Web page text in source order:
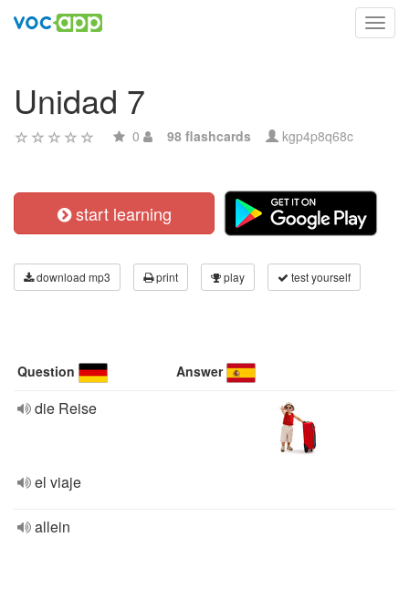
Unidad 7
0 98 flashcards kgp4p8q68c
start learning
download mp3 print play test yourself
Question Answer
die Reise
el viaje
allein